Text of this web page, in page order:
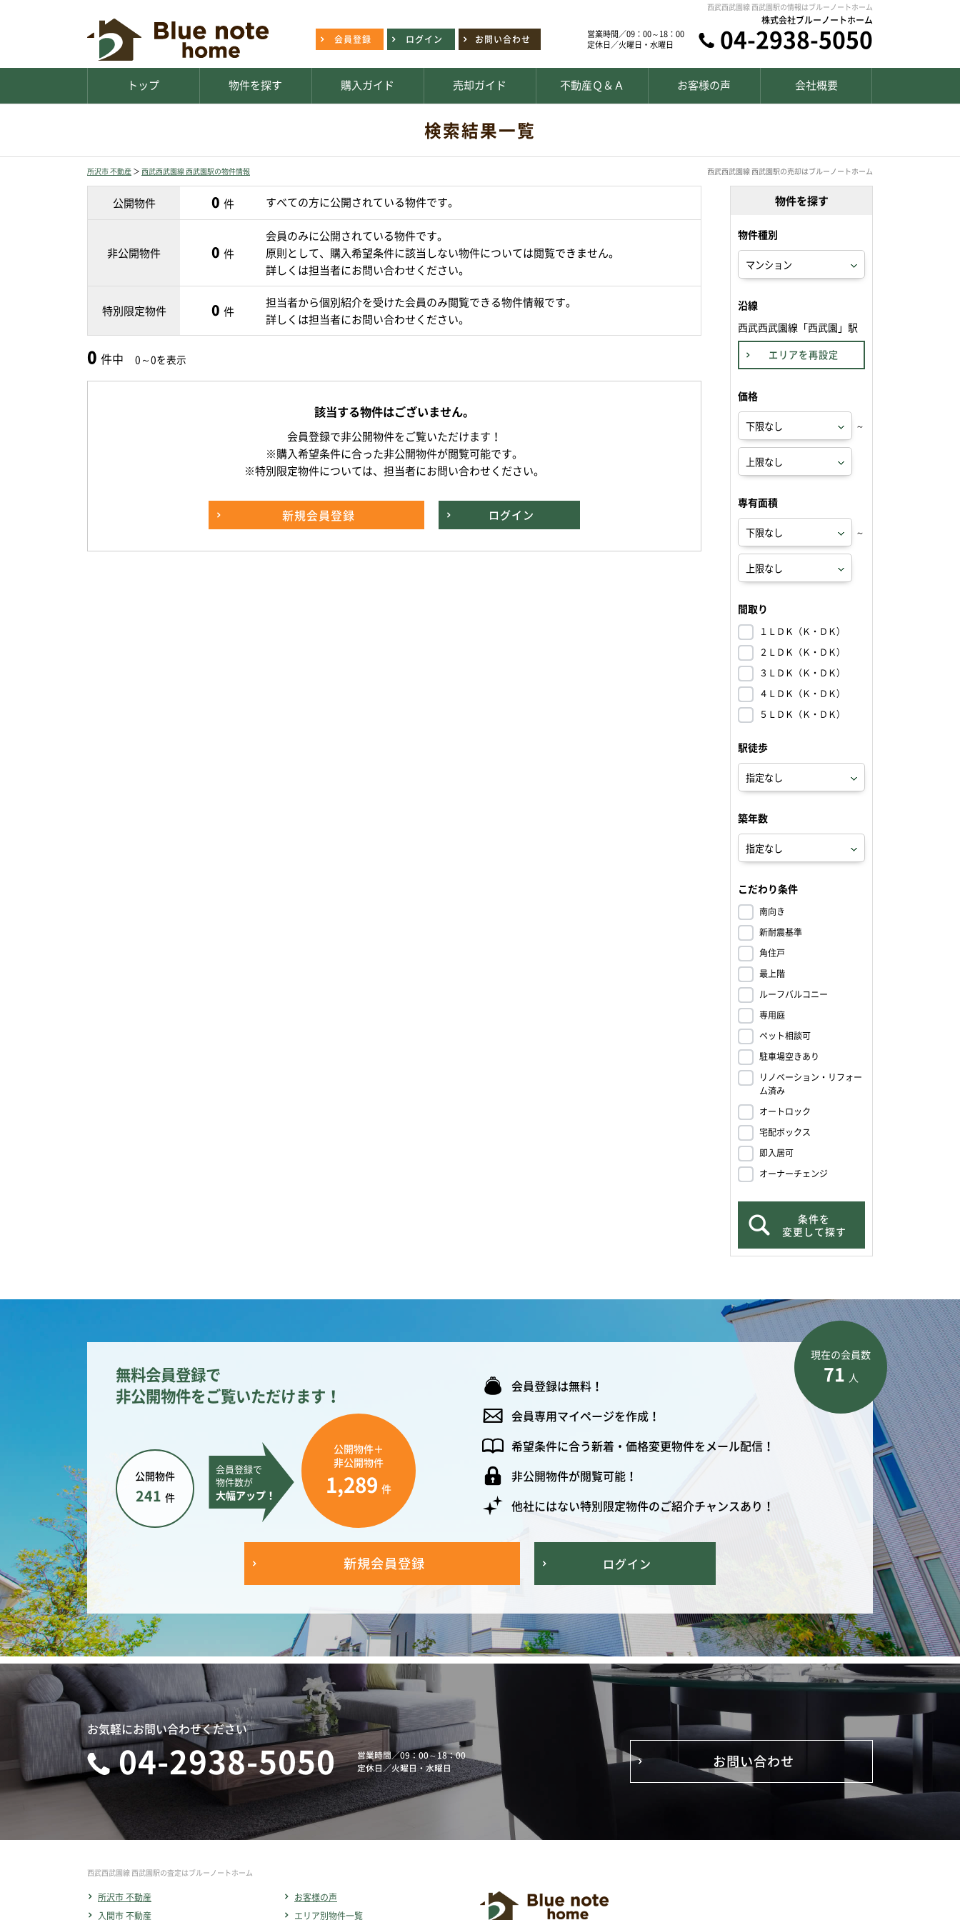
西武西武園線 西武園駅の情報はブルーノートホーム
会員登録 ログイン お問い合わせ
営業時間／09：00～18：00
定休日／火曜日・水曜日
株式会社ブルーノートホーム
04-2938-5050
トップ 物件を探す 購入ガイド 売却ガイド 不動産Ｑ＆Ａ お客様の声 会社概要
検索結果一覧
所沢市 不動産 ＞ 西武西武園線 西武園駅の物件情報 西武西武園線 西武園駅の売却はブルーノートホーム
公開物件 0 件 すべての方に公開されている物件です。
非公開物件 0 件
会員のみに公開されている物件です。
原則として、購入希望条件に該当しない物件については閲覧できません。
詳しくは担当者にお問い合わせください。
特別限定物件 0 件
担当者から個別紹介を受けた会員のみ閲覧できる物件情報です。
詳しくは担当者にお問い合わせください。
0 件中 0～0を表示
該当する物件はございません。
会員登録で非公開物件をご覧いただけます！
※購入希望条件に合った非公開物件が閲覧可能です。
※特別限定物件については、担当者にお問い合わせください。
新規会員登録 ログイン
物件を探す
物件種別
沿線
西武西武園線「西武園」駅
エリアを再設定
価格
～
専有面積
～
間取り
１ＬＤＫ（Ｋ・ＤＫ）
２ＬＤＫ（Ｋ・ＤＫ）
３ＬＤＫ（Ｋ・ＤＫ）
４ＬＤＫ（Ｋ・ＤＫ）
５ＬＤＫ（Ｋ・ＤＫ）
駅徒歩
築年数
こだわり条件
南向き
新耐震基準
角住戸
最上階
ルーフバルコニー
専用庭
ペット相談可
駐車場空きあり
リノベーション・リフォー
ム済み
オートロック
宅配ボックス
即入居可
オーナーチェンジ
条件を
変更して探す
無料会員登録で
非公開物件をご覧いただけます！
会員登録で
物件数が
大幅アップ！
公開物件
241 件
公開物件＋
非公開物件
1,289 件
現在の会員数
71 人
会員登録は無料！
会員専用マイページを作成！
希望条件に合う新着・価格変更物件をメール配信！
非公開物件が閲覧可能！
他社にはない特別限定物件のご紹介チャンスあり！
新規会員登録 ログイン
お気軽にお問い合わせください
04-2938-5050 営業時間／09：00～18：00
定休日／火曜日・水曜日 お問い合わせ
西武西武園線 西武園駅の査定はブルーノートホーム
所沢市 不動産
入間市 不動産
お客様の声
エリア別物件一覧